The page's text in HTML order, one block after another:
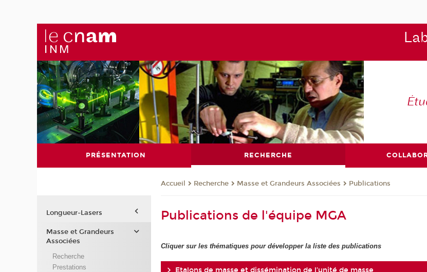
PRÉSENTATION RECHERCHE
Accueil Recherche Masse et Grandeurs Associées Publications
Publications de l'équipe MGA
Cliquer sur les thématiques pour développer la liste des publications
Longueur-Lasers
Masse et Grandeurs
Associées
Recherche
Prestations